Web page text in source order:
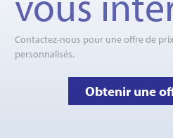
Contactez-nous pour une offre de
personnalisés.
Obtenir une